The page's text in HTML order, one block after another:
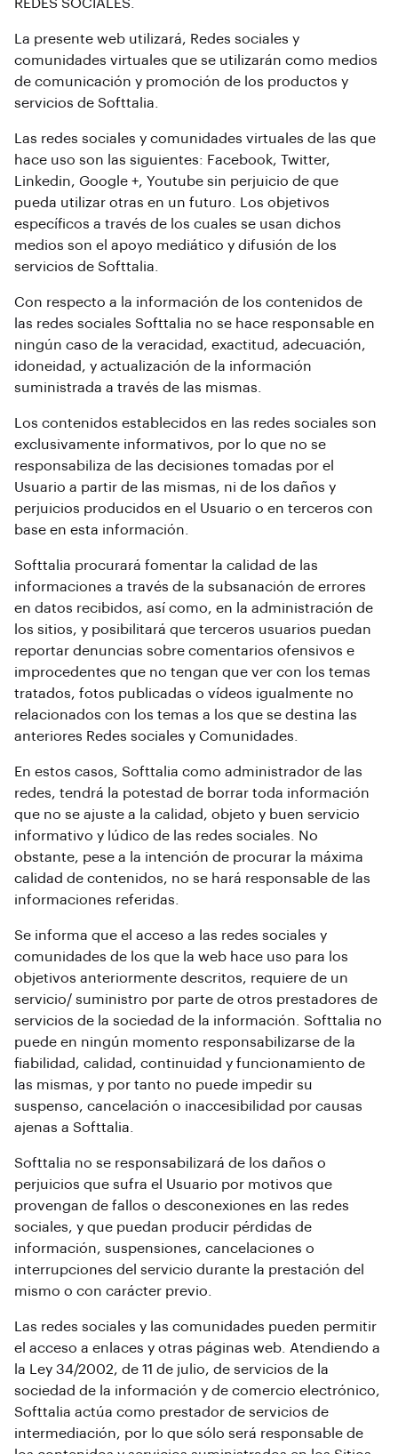
REDES SOCIALES.
La presente web utilizará, Redes sociales y
comunidades virtuales que se utilizarán como medios
de comunicación y promoción de los productos y
servicios de Softtalia.
Las redes sociales y comunidades virtuales de las que
hace uso son las siguientes: Facebook, Twitter,
Linkedin, Google +, Youtube sin perjuicio de que
pueda utilizar otras en un futuro. Los objetivos
específicos a través de los cuales se usan dichos
medios son el apoyo mediático y difusión de los
servicios de Softtalia.
Con respecto a la información de los contenidos de
las redes sociales Softtalia no se hace responsable en
ningún caso de la veracidad, exactitud, adecuación,
idoneidad, y actualización de la información
suministrada a través de las mismas.
Los contenidos establecidos en las redes sociales son
exclusivamente informativos, por lo que no se
responsabiliza de las decisiones tomadas por el
Usuario a partir de las mismas, ni de los daños y
perjuicios producidos en el Usuario o en terceros con
base en esta información.
Softtalia procurará fomentar la calidad de las
informaciones a través de la subsanación de errores
en datos recibidos, así como, en la administración de
los sitios, y posibilitará que terceros usuarios puedan
reportar denuncias sobre comentarios ofensivos e
improcedentes que no tengan que ver con los temas
tratados, fotos publicadas o vídeos igualmente no
relacionados con los temas a los que se destina las
anteriores Redes sociales y Comunidades.
En estos casos, Softtalia como administrador de las
redes, tendrá la potestad de borrar toda información
que no se ajuste a la calidad, objeto y buen servicio
informativo y lúdico de las redes sociales. No
obstante, pese a la intención de procurar la máxima
calidad de contenidos, no se hará responsable de las
informaciones referidas.
Se informa que el acceso a las redes sociales y
comunidades de los que la web hace uso para los
objetivos anteriormente descritos, requiere de un
servicio/ suministro por parte de otros prestadores de
servicios de la sociedad de la información. Softtalia no
puede en ningún momento responsabilizarse de la
fiabilidad, calidad, continuidad y funcionamiento de
las mismas, y por tanto no puede impedir su
suspenso, cancelación o inaccesibilidad por causas
ajenas a Softtalia.
Softtalia no se responsabilizará de los daños o
perjuicios que sufra el Usuario por motivos que
provengan de fallos o desconexiones en las redes
sociales, y que puedan producir pérdidas de
información, suspensiones, cancelaciones o
interrupciones del servicio durante la prestación del
mismo o con carácter previo.
Las redes sociales y las comunidades pueden permitir
el acceso a enlaces y otras páginas web. Atendiendo a
la Ley 34/2002, de 11 de julio, de servicios de la
sociedad de la información y de comercio electrónico,
Softtalia actúa como prestador de servicios de
intermediación, por lo que sólo será responsable de